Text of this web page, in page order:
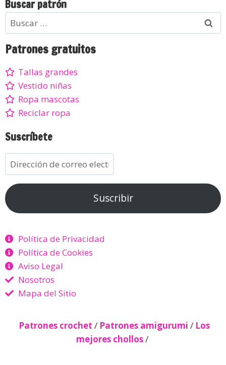
Buscar patrón
Patrones gratuitos
Tallas grandes
Vestido niñas
Ropa mascotas
Reciclar ropa
Suscríbete
Suscribir
Política de Privacidad
Política de Cookies
Aviso Legal
Nosotros
Mapa del Sitio
Patrones crochet / Patrones amigurumi / Los
mejores chollos/